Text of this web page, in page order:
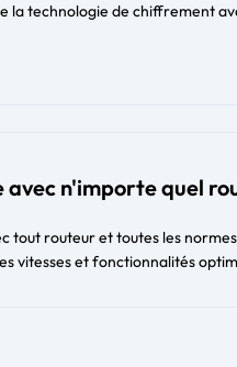
la technologie de chiffrement
avec n'importe quel
tout routeur et toutes les
vitesses et fonctionnalités